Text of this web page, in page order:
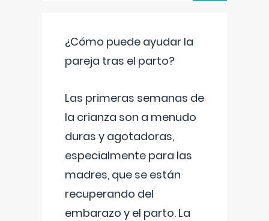
¿Cómo puede ayudar la
pareja tras el parto?
Las primeras semanas de
la crianza son a menudo
duras y agotadoras,
especialmente para las
madres, que se están
recuperando del
embarazo y el parto. La